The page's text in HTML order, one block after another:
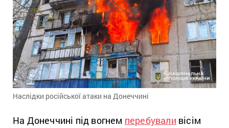
Наслідки російської атаки на Донеччині
На Донеччині під вогнем перебували вісім